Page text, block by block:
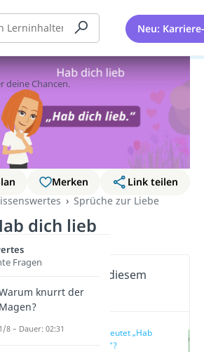
Neu:
Merken
Link teilen
Sprüche zur Liebe
dich lieb
Wichtige Inhalte in diesem
Video
Was bedeutet „Hab
dich lieb“?
deine Chancen.
Fragen
knurrt der
Magen?
1/8 – Dauer: 02:31